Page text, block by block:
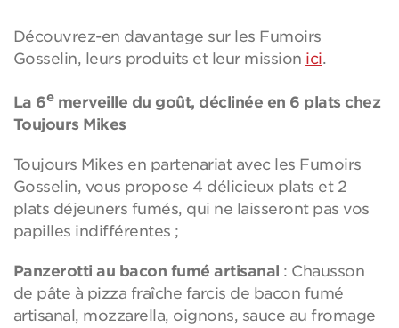
Découvrez-en davantage sur les Fumoirs
Gosselin, leurs produits et leur mission ici.
La 6emerveille du goût, déclinée en 6 plats chez
Toujours Mikes
Toujours Mikes en partenariat avec les Fumoirs
Gosselin, vous propose 4 délicieux plats et 2
plats déjeuners fumés, qui ne laisseront pas vos
papilles indifférentes ;
Panzerotti au bacon fumé artisanal : Chausson
de pâte à pizza fraîche farcis de bacon fumé
artisanal, mozzarella, oignons, sauce au fromage